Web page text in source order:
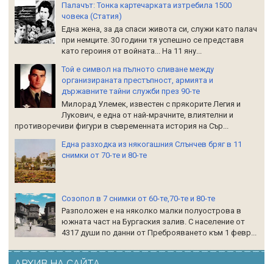
Палачът: Тонка картечарката изтребила 1500
човека (Статия)
Една жена, за да спаси живота си, служи като палач
при немците. 30 години тя успешно се представя
като героиня от войната... На 11 яну...
Той е символ на пълното сливане между
организираната престъпност, армията и
държавните тайни служби през 90-те
Милорад Улемек, известен с прякорите Легия и
Лукович, е една от най-мрачните, влиятелни и
противоречиви фигури в съвременната история на Сър...
Една разходка из някогашния Слънчев бряг в 11
снимки от 70-те и 80-те
Созопол в 7 снимки от 60-те,70-те и 80-те
Разположен е на няколко малки полуострова в
южната част на Бургаския залив. С население от
4317 души по данни от Преброяването към 1 февр...